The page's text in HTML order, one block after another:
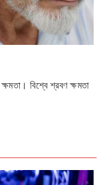
বিশ্বে শ্রবণ ক্ষমতা